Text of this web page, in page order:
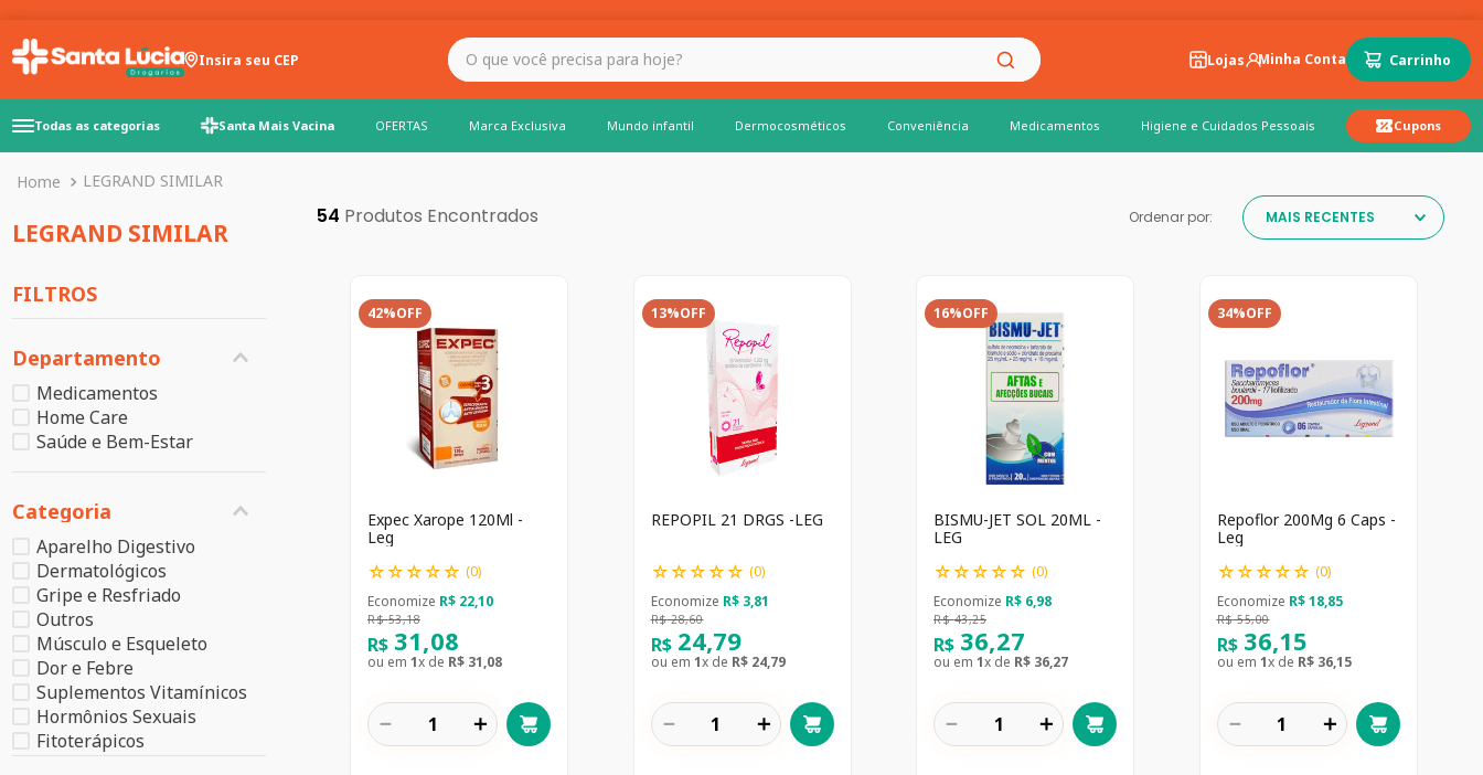
Insira seu CEP
O que você precisa para hoje?
Lojas
Todas as categorias Santa Mais Vacina OFERTAS Marca Exclusiva Mundo infantil Dermocosméticos Conveniência Medicamentos Higiene e Cuidados Pessoais Cupons
LEGRAND SIMILAR
LEGRAND SIMILAR
FILTROS
Departamento
Medicamentos
Home Care
Saúde e Bem-Estar
Categoria
Aparelho Digestivo
Dermatológicos
Gripe e Resfriado
Outros
Músculo e Esqueleto
Dor e Febre
Suplementos Vitamínicos
Hormônios Sexuais
Fitoterápicos
54 Ordenar por: MAIS RECENTES
42%OFF
Expec Xarope 120Ml -
Leg
☆☆☆☆☆ (0)
Economize R$ 22,10
R$ 53,18
R$ 31,08
ou em 1x de R$ 31,08
＋
－
13%OFF
REPOPIL 21 DRGS -LEG
☆☆☆☆☆ (0)
Economize R$ 3,81
R$ 28,60
R$ 24,79
ou em 1x de R$ 24,79
＋
－
16%OFF
BISMU-JET SOL 20ML -
LEG
☆☆☆☆☆ (0)
Economize R$ 6,98
R$ 43,25
R$ 36,27
ou em 1x de R$ 36,27
＋
－
34%OFF
Repoflor 200Mg 6 Caps -
Leg
☆☆☆☆☆ (0)
Economize R$ 18,85
R$ 55,00
R$ 36,15
ou em 1x de R$ 36,15
＋
－